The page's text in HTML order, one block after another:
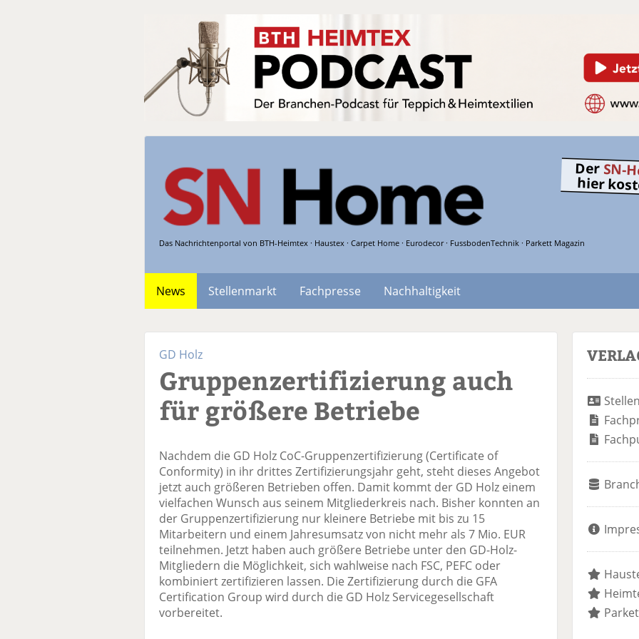
Das Nachrichtenportal von BTH-Heimtex · Haustex · Carpet Home · Eurodecor · FussbodenTechnik · Parkett Magazin
Der SN-
hier
News Stellenmarkt Fachpresse
Nachhaltigkeit
GD Holz
Gruppenzertifizierung auch
für größere Betriebe
Nachdem die GD Holz CoC-Gruppenzertifizierung (Certificate of
Conformity) in ihr drittes Zertifizierungsjahr geht, steht dieses Angebot
jetzt auch größeren Betrieben offen. Damit kommt der GD Holz einem
vielfachen Wunsch aus seinem Mitgliederkreis nach. Bisher konnten an
der Gruppenzertifizierung nur kleinere Betriebe mit bis zu 15
Mitarbeitern und einem Jahresumsatz von nicht mehr als 7 Mio. EUR
teilnehmen. Jetzt haben auch größere Betriebe unter den GD-Holz-
Mitgliedern die Möglichkeit, sich wahlweise nach FSC, PEFC oder
kombiniert zertifizieren lassen. Die Zertifizierung durch die GFA
Certification Group wird durch die GD Holz Servicegesellschaft
vorbereitet.